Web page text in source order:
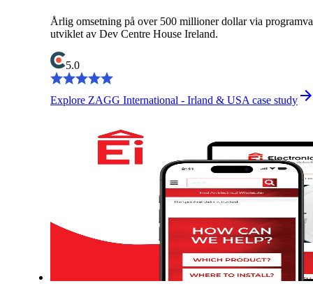
Årlig omsetning på over 500 millioner dollar via
utviklet av Dev Centre House Ireland.
5.0
Explore ZAGG International - Irland & USA case study